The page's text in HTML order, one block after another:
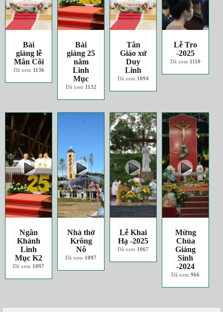
Bài
giảng lễ
Mân Côi
Đã xem 1136
Bài
giảng 25
năm
Linh
Mục
Đã xem 1132
Tân
Giáo xứ
Duy
Linh
Đã xem 1094
Lễ Tro
-2025
Đã xem 1110
Ngân
Khánh
Linh
Mục K2
Đã xem 1097
Nhà thờ
Krông
Nô
Đã xem 1097
Lễ Khai
Hạ -2025
Đã xem 1067
Mừng
Chúa
Giáng
Sinh
-2024
Đã xem966